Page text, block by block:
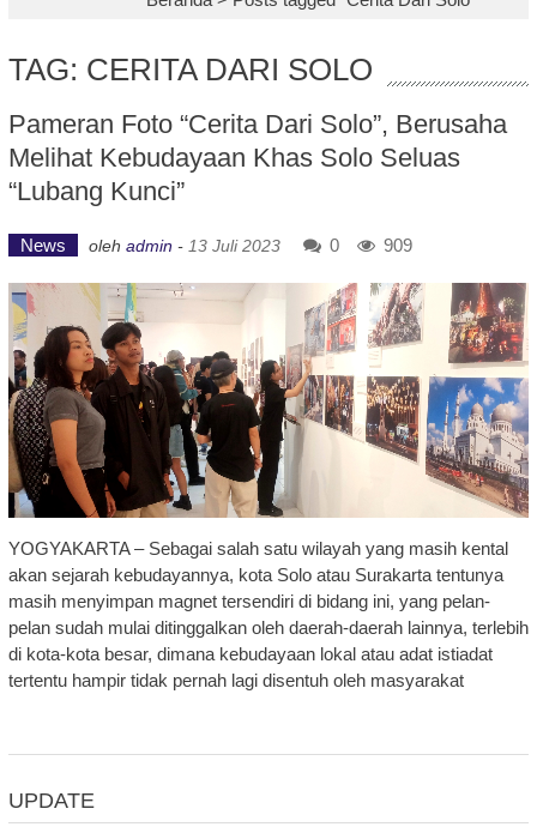
TAG: CERITA DARI SOLO
Pameran Foto “Cerita Dari Solo”, Berusaha
Melihat Kebudayaan Khas Solo Seluas
“Lubang Kunci”
News oleh admin - 13 Juli 2023 0 909
YOGYAKARTA – Sebagai salah satu wilayah yang masih kental
akan sejarah kebudayannya, kota Solo atau Surakarta tentunya
masih menyimpan magnet tersendiri di bidang ini, yang pelan-
pelan sudah mulai ditinggalkan oleh daerah-daerah lainnya, terlebih
di kota-kota besar, dimana kebudayaan lokal atau adat istiadat
tertentu hampir tidak pernah lagi disentuh oleh masyarakat
UPDATE